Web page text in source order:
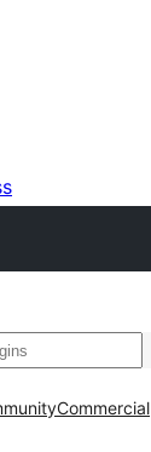
Commercial